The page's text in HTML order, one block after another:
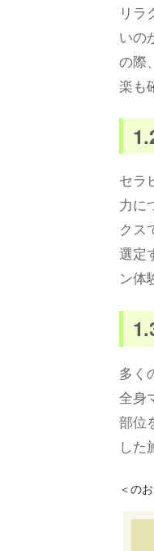
リラ
いの
の際
楽も
セラ
力に
クス
選定
ン体
多く
全身
部位
した
＜の